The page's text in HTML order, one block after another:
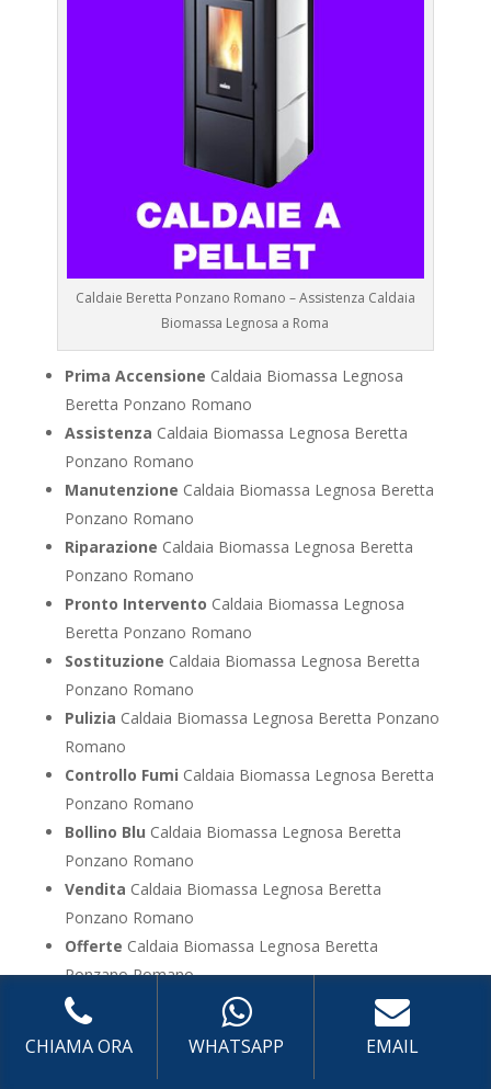
Caldaie Beretta Ponzano Romano – Assistenza Caldaia
Biomassa Legnosa a Roma
Prima Accensione Caldaia Biomassa Legnosa
Beretta Ponzano Romano
Assistenza Caldaia Biomassa Legnosa Beretta
Ponzano Romano
Manutenzione Caldaia Biomassa Legnosa Beretta
Ponzano Romano
Riparazione Caldaia Biomassa Legnosa Beretta
Ponzano Romano
Pronto Intervento Caldaia Biomassa Legnosa
Beretta Ponzano Romano
Sostituzione Caldaia Biomassa Legnosa Beretta
Ponzano Romano
Pulizia Caldaia Biomassa Legnosa Beretta Ponzano
Romano
Controllo Fumi Caldaia Biomassa Legnosa Beretta
Ponzano Romano
Bollino Blu Caldaia Biomassa Legnosa Beretta
Ponzano Romano
Vendita Caldaia Biomassa Legnosa Beretta
Ponzano Romano
Offerte Caldaia Biomassa Legnosa Beretta
Ponzano Romano
UTILIZZA IL FORM PER RICHIEDERE ASSISTENZA PER
CHIAMA ORA WHATSAPP EMAIL